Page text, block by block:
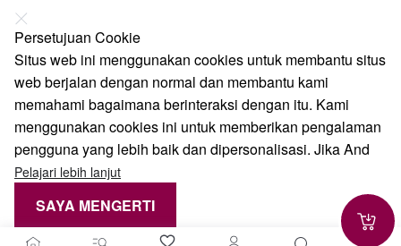
PERNYATAAN HUKUM
BANTUAN
LAYANAN
TAUTAN
Persetujuan Cookie
Situs web ini menggunakan cookies untuk membantu situs
web berjalan dengan normal dan membantu kami
memahami bagaimana berinteraksi dengan itu. Kami
menggunakan cookies ini untuk memberikan pengalaman
pengguna yang lebih baik dan dipersonalisasi. Jika And
Pelajari lebih lanjut
SAYA MENGERTI